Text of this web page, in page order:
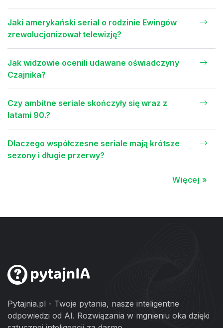
Jaki amerykański serial o rodzinie Ewingów
zrewolucjonizował telewizję?
Jak widzowie ocenili udawane oświadczyny
Czajnika?
Czy ambitne seriale skończyły się wraz z
latami 90.?
Dlaczego współczesne seriale mają krótsze
sezony i długie przerwy?
Więcej »
Pytajnia.pl - Twoje pytania, nasze inteligentne
odpowiedzi od AI. Rozwiązania w mgnieniu oka dzięki